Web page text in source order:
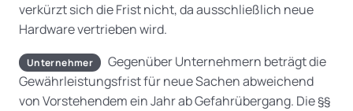
verkürzt sich die Frist nicht, da ausschließlich neue
Hardware vertrieben wird.
Unternehmer
Gegenüber Unternehmern beträgt die
Gewährleistungsfrist für neue Sachen abweichend
von Vorstehendem ein Jahr ab Gefahrübergang. Die §§